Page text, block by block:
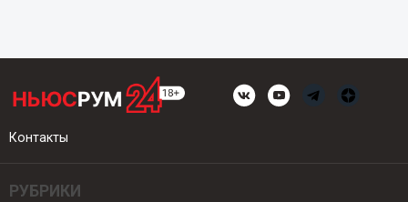
Контакты
РУБРИКИ